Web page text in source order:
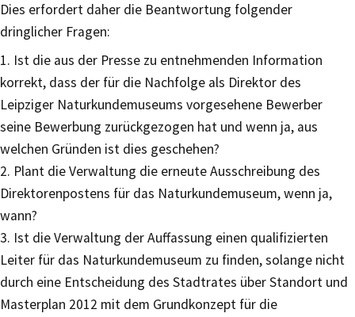
Dies erfordert daher die Beantwortung folgender
dringlicher Fragen:
1. Ist die aus der Presse zu entnehmenden Information
korrekt, dass der für die Nachfolge als Direktor des
Leipziger Naturkundemuseums vorgesehene Bewerber
seine Bewerbung zurückgezogen hat und wenn ja, aus
welchen Gründen ist dies geschehen?
2. Plant die Verwaltung die erneute Ausschreibung des
Direktorenpostens für das Naturkundemuseum, wenn ja,
wann?
3. Ist die Verwaltung der Auffassung einen qualifizierten
Leiter für das Naturkundemuseum zu finden, solange nicht
durch eine Entscheidung des Stadtrates über Standort und
Masterplan 2012 mit dem Grundkonzept für die